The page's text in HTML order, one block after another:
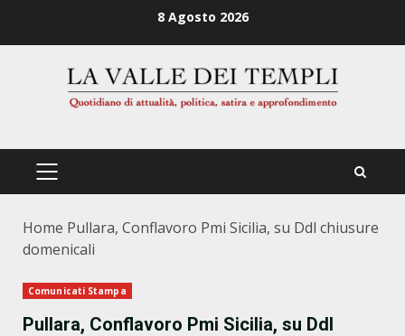
8 Agosto 2026
PRIMÄRES
Home Pullara, Conflavoro Pmi Sicilia, su Ddl chiusure
domenicali
Comunicati Stampa
Pullara, Conflavoro Pmi Sicilia, su Ddl